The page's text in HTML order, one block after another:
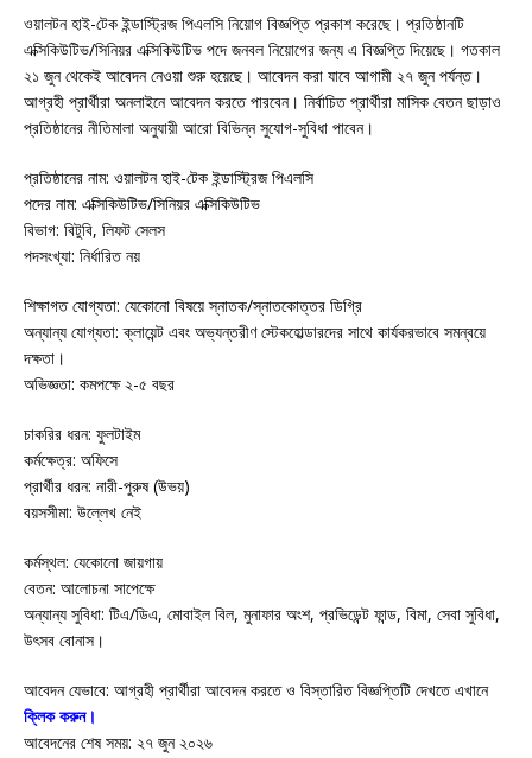
ওয়ালটন হাই-টেক ইন্ডাস্ট্রিজ পিএলসি নিয়োগ বিজ্ঞপ্তি প্রকাশ করেছে। প্রতিষ্ঠানটি
এক্সিকিউটিভ/সিনিয়র এক্সিকিউটিভ পদে জনবল নিয়োগের জন্য এ বিজ্ঞপ্তি দিয়েছে। গতকাল
২১ জুন থেকেই আবেদন নেওয়া শুরু হয়েছে। আবেদন করা যাবে আগামী ২৭ জুন পর্যন্ত।
আগ্রহী প্রার্থীরা অনলাইনে আবেদন করতে পারবেন। নির্বাচিত প্রার্থীরা মাসিক বেতন ছাড়াও
প্রতিষ্ঠানের নীতিমালা অনুযায়ী আরো বিভিন্ন সুযোগ-সুবিধা পাবেন।
প্রতিষ্ঠানের নাম: ওয়ালটন হাই-টেক ইন্ডাস্ট্রিজ পিএলসি
পদের নাম: এক্সিকিউটিভ/সিনিয়র এক্সিকিউটিভ
বিভাগ: বিটুবি, লিফট সেলস
পদসংখ্যা: নির্ধারিত নয়
শিক্ষাগত যোগ্যতা: যেকোনো বিষয়ে স্নাতক/স্নাতকোত্তর ডিগ্রি
অন্যান্য যোগ্যতা: ক্লায়েন্ট এবং অভ্যন্তরীণ স্টেকহোল্ডারদের সাথে কার্যকরভাবে সমন্বয়ে
দক্ষতা।
অভিজ্ঞতা: কমপক্ষে ২-৫ বছর
চাকরির ধরন: ফুলটাইম
কর্মক্ষেত্র: অফিসে
প্রার্থীর ধরন: নারী-পুরুষ (উভয়)
বয়সসীমা: উল্লেখ নেই
কর্মস্থল: যেকোনো জায়গায়
বেতন: আলোচনা সাপেক্ষে
অন্যান্য সুবিধা: টিএ/ডিএ, মোবাইল বিল, মুনাফার অংশ, প্রভিডেন্ট ফান্ড, বিমা, সেবা সুবিধা,
উৎসব বোনাস।
আবেদন যেভাবে: আগ্রহী প্রার্থীরা আবেদন করতে ও বিস্তারিত বিজ্ঞপ্তিটি দেখতে এখানে
ক্লিক করুন।
আবেদনের শেষ সময়: ২৭ জুন ২০২৬